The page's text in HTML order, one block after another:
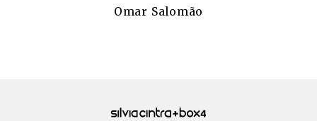
Omar Salomão